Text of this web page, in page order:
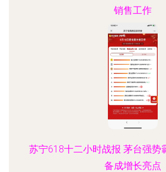
销售工作
苏宁618十二小时战报 茅台强势
备成增长亮点